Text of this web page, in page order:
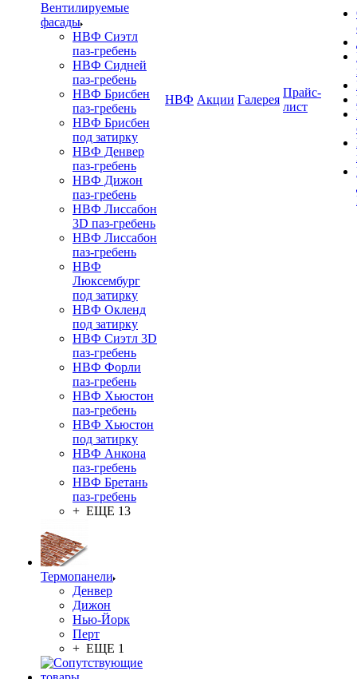
Вентилируемые
фасады
НВФ Сиэтл
паз-гребень
НВФ Сидней
паз-гребень
НВФ Брисбен
паз-гребень
НВФ Брисбен
под затирку
НВФ Денвер
паз-гребень
НВФ Дижон
паз-гребень
НВФ Лиссабон
3D паз-гребень
НВФ Лиссабон
паз-гребень
НВФ
Люксембург
под затирку
НВФ Окленд
под затирку
НВФ Сиэтл 3D
паз-гребень
НВФ Форли
паз-гребень
НВФ Хьюстон
паз-гребень
НВФ Хьюстон
под затирку
НВФ Анкона
паз-гребень
НВФ Бретань
паз-гребень
+ ЕЩЕ 13
Термопанели
Денвер
Дижон
Нью-Йорк
Перт
+ ЕЩЕ 1
НВФ Акции Галерея
Прайс-
лист